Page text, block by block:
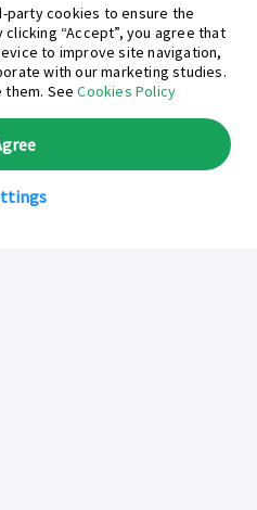
¿En qué podemos ayudarte hoy?
party cookies to ensure the
“Accept”, you agree that
to improve site navigation,
with our marketing studies.
them. SeeCookies Policy